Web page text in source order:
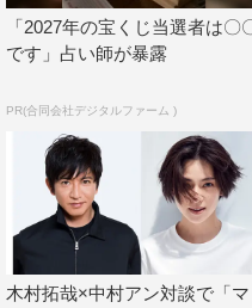
毎週日曜日 前11・30〜11
パーソナリティ：木村拓哉
番組HP： https://
提供：GYAO! マクドナル
「2027年の宝くじ当選者は〇
です」占い師が暴露
PR(合同会社デジタルファーム )
木村拓哉×中村アン対談で「マ